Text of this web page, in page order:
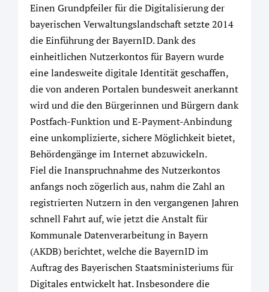
Einen Grundpfeiler für die Digitalisierung der
bayerischen Verwaltungslandschaft setzte 2014
die Einführung der BayernID. Dank des
einheitlichen Nutzerkontos für Bayern wurde
eine landesweite digitale Identität geschaffen,
die von anderen Portalen bundesweit anerkannt
wird und die den Bürgerinnen und Bürgern dank
Postfach-Funktion und E-Payment-Anbindung
eine unkomplizierte, sichere Möglichkeit bietet,
Behördengänge im Internet abzuwickeln.
Fiel die Inanspruchnahme des Nutzerkontos
anfangs noch zögerlich aus, nahm die Zahl an
registrierten Nutzern in den vergangenen Jahren
schnell Fahrt auf, wie jetzt die Anstalt für
Kommunale Datenverarbeitung in Bayern
(AKDB) berichtet, welche die BayernID im
Auftrag des Bayerischen Staatsministeriums für
Digitales entwickelt hat. Insbesondere die